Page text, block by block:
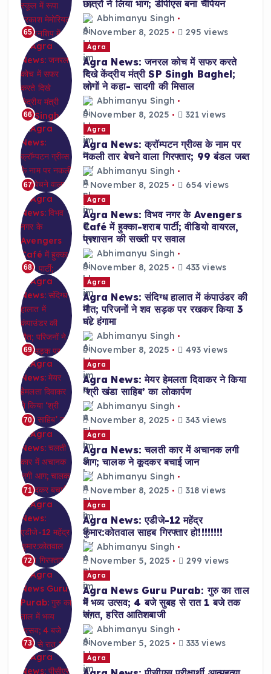
65
छात्रों ने लिया भाग; डीपीएस बना चैंपियन
Abhimanyu Singh
November 8, 2025
295 views
66
Agra
Agra News: जनरल कोच में सफर करते
दिखे केंद्रीय मंत्री SP Singh Baghel;
लोगों ने कहा- सादगी की मिसाल
Abhimanyu Singh
November 8, 2025
321 views
67
Agra
Agra News: क्रॉम्पटन ग्रीव्स के नाम पर
नकली तार बेचने वाला गिरफ्तार; 99 बंडल जब्त
Abhimanyu Singh
November 8, 2025
654 views
68
Agra
Agra News: विभव नगर के Avengers
Café में हुक्का-शराब पार्टी; वीडियो वायरल,
प्रशासन की सख्ती पर सवाल
Abhimanyu Singh
November 8, 2025
433 views
69
Agra
Agra News: संदिग्ध हालात में कंपाउंडर की
मौत; परिजनों ने शव सड़क पर रखकर किया 3
घंटे हंगामा
Abhimanyu Singh
November 8, 2025
493 views
70
Agra
Agra News: मेयर हेमलता दिवाकर ने किया
‘श्री खंडा साहिब’ का लोकार्पण
Abhimanyu Singh
November 8, 2025
343 views
71
Agra
Agra News: चलती कार में अचानक लगी
आग; चालक ने कूदकर बचाई जान
Abhimanyu Singh
November 8, 2025
318 views
72
Agra
Agra News: एडीजे-12 महेंद्र
कुमार:कोतवाल साहब गिरफ्तार हो!!!!!!!!
Abhimanyu Singh
November 5, 2025
299 views
73
Agra
Agra News Guru Purab: गुरु का ताल
में भव्य उत्सव; 4 बजे सुबह से रात 1 बजे तक
संगत, हरित आतिशबाजी
Abhimanyu Singh
November 5, 2025
333 views
Agra